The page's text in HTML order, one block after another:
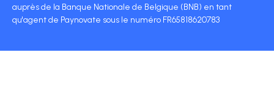
auprès de la Banque Nationale de Belgique (BNB) en tant
qu'agent de Paynovate sous le numéro FR65818620783